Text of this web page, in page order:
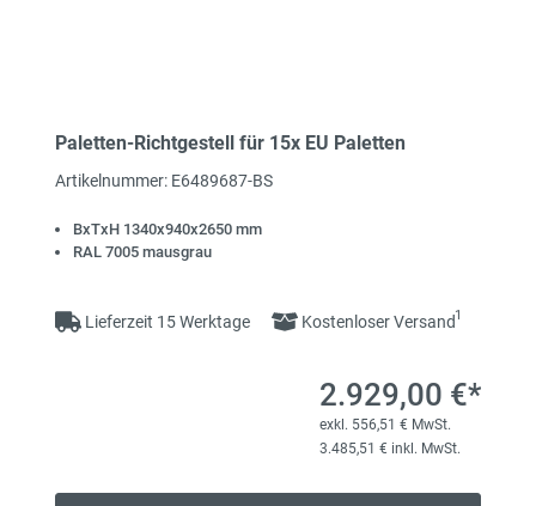
Paletten-Richtgestell für 15x EU Paletten
Artikelnummer: E6489687-BS
BxTxH 1340x940x2650 mm
RAL 7005 mausgrau
Lieferzeit 15 Werktage Kostenloser Versand1
2.929,00 €*
exkl. 556,51 € MwSt.
3.485,51 € inkl. MwSt.